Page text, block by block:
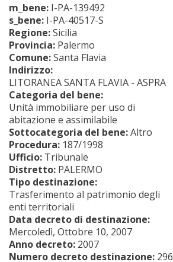
m_bene: I-PA-139492
s_bene: I-PA-40517-S
Regione:Sicilia
Provincia: Palermo
Comune:Santa Flavia
Indirizzo:
LITORANEA SANTA FLAVIA - ASPRA
Categoria del bene:
Unità immobiliare per uso di
abitazione e assimilabile
Sottocategoria del bene:Altro
Procedura: 187/1998
Ufficio: Tribunale
Distretto: PALERMO
Tipo destinazione:
Trasferimento al patrimonio degli
enti territoriali
Data decreto di destinazione:
Mercoledì, Ottobre 10, 2007
Anno decreto: 2007
Numero decreto destinazione: 296